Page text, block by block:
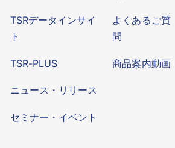
TSRデータインサイ
ト
TSR-PLUS
ニュース・リリース
セミナー・イベント
よくあるご質
問
商品案内動画